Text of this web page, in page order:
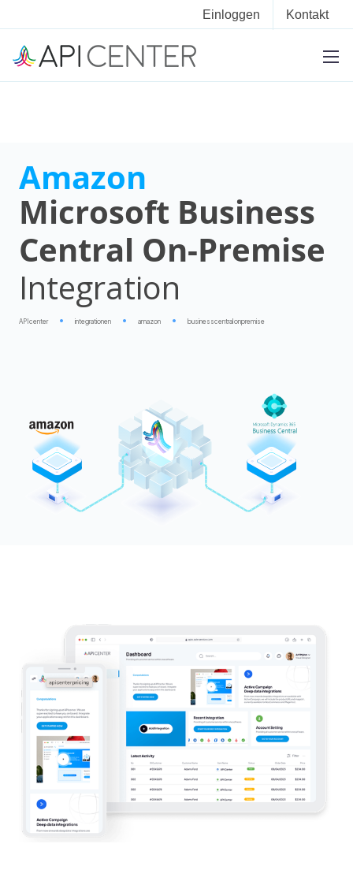
Einloggen Kontakt
Amazon
Microsoft Business
Central On-Premise
Integration
APIcenter integrationen amazon businesscentral onpremise